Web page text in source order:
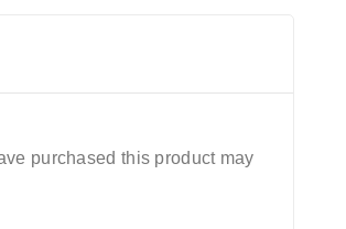
purchased this product may